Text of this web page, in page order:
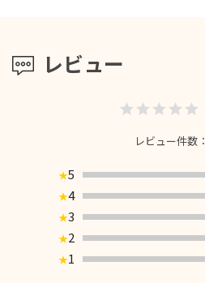
レビュー
レビュー件数：
★5
★4
★3
★2
★1